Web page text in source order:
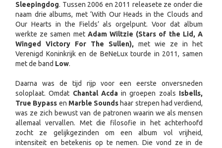
Sleepingdog. Tussen 2006 en 2011 releasete ze onder die
naam drie albums, met ‘With Our Heads in the Clouds and
Our Hearts in the Fields’ als orgelpunt. Voor dat album
werkte ze samen met Adam Wiltzie (Stars of the Lid, A
Winged Victory For The Sullen), met wie ze in het
Verenigd Koninkrijk en de BeNeLux tourde in 2011, samen
met de band Low.
Daarna was de tijd rijp voor een eerste onversneden
soloplaat. Omdat Chantal Acdain groepen zoals Isbells,
True Bypass en Marble Sounds haar strepen had verdiend,
was ze zich bewust van de patronen waarin we als mensen
allemaal vervallen. Met die filosofie in het achterhoofd
zocht ze gelijkgezinden om een album vol vrijheid,
intensiteit en betekenis op te nemen. Die vond ze in de